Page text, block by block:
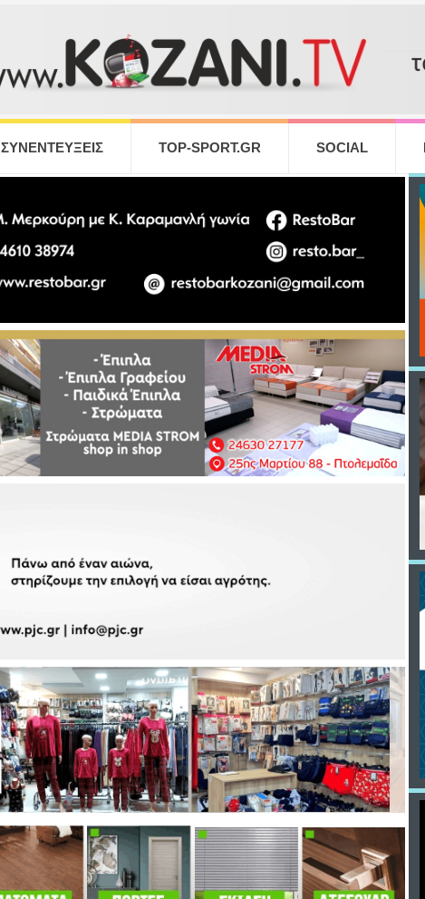
ΣΥΝΕΝΤΕΥΞΕΙΣ TOP-SPORT.GR SOCIAL